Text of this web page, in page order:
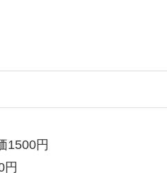
1500円
円